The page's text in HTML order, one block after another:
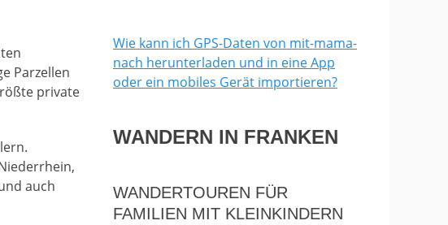
Parzellen
private
auch
Wie kann ich GPS-Daten von mit-mama-
nach herunterladen und in eine App
oder ein mobiles Gerät importieren?
WANDERN IN FRANKEN
WANDERTOUREN FÜR
FAMILIEN MIT KLEINKINDERN